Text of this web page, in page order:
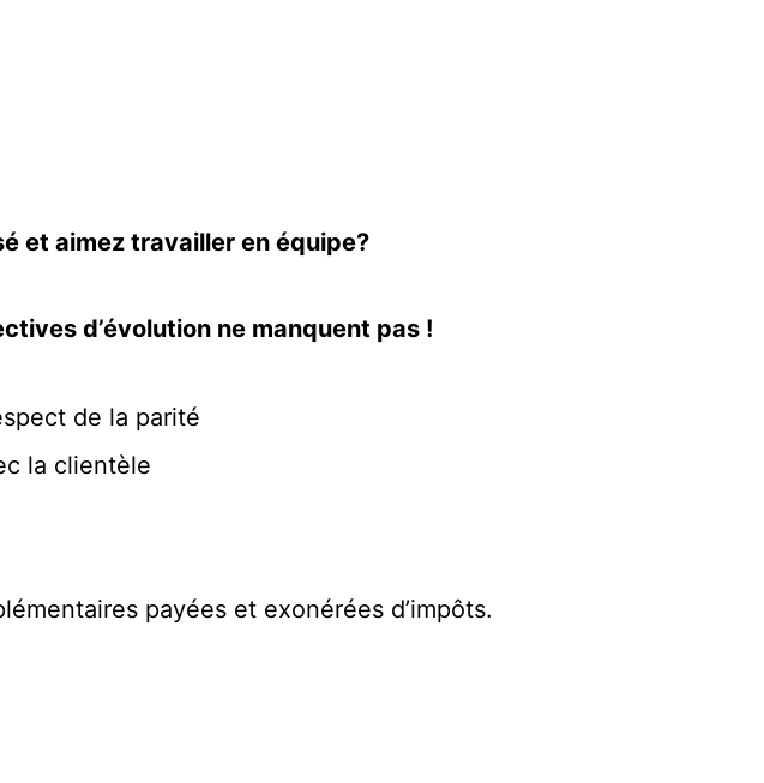
et aimez travailler en équipe?
d’évolution ne manquent pas !
de la parité
la clientèle
payées et exonérées d’impôts.